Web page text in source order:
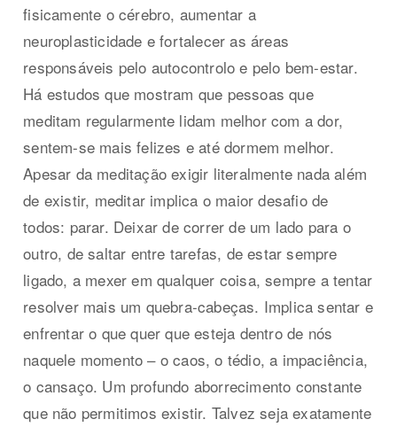
fisicamente o cérebro, aumentar a
neuroplasticidade e fortalecer as áreas
responsáveis pelo autocontrolo e pelo bem-estar.
Há estudos que mostram que pessoas que
meditam regularmente lidam melhor com a dor,
sentem-se mais felizes e até dormem melhor.
Apesar da meditação exigir literalmente nada além
de existir, meditar implica o maior desafio de
todos: parar. Deixar de correr de um lado para o
outro, de saltar entre tarefas, de estar sempre
ligado, a mexer em qualquer coisa, sempre a tentar
resolver mais um quebra-cabeças. Implica sentar e
enfrentar o que quer que esteja dentro de nós
naquele momento – o caos, o tédio, a impaciência,
o cansaço. Um profundo aborrecimento constante
que não permitimos existir. Talvez seja exatamente